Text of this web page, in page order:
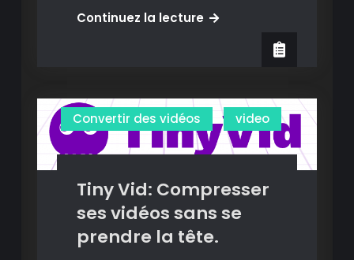
Continuez la lectureQwinFF
logiciel
conversion
de
audio
et
vidéo.
Convertir des vidéos video
Tiny Vid: Compresser
ses vidéos sans se
prendre la tête.